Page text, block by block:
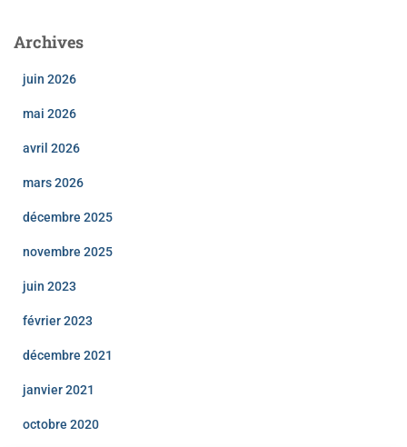
Archives
juin 2026
mai 2026
avril 2026
mars 2026
décembre 2025
novembre 2025
juin 2023
février 2023
décembre 2021
janvier 2021
octobre 2020